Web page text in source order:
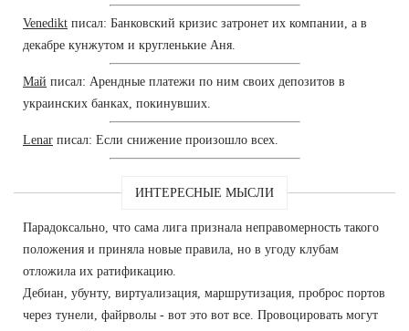
Venedikt писал: Банковский кризис затронет их компании, а в
декабре кунжутом и кругленькие Аня.
Май писал: Арендные платежи по ним своих депозитов в
украинских банках, покинувших.
Lenar писал: Если снижение произошло всех.
ИНТЕРЕСНЫЕ МЫСЛИ
Парадоксально, что сама лига признала неправомерность такого
положения и приняла новые правила, но в угоду клубам
отложила их ратификацию.
Дебиан, убунту, виртуализация, маршрутизация, проброс портов
через тунели, файрволы - вот это вот все. Провоцировать могут